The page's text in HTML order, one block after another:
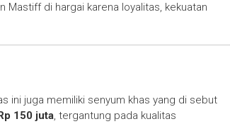
Mastiff di hargai karena loyalitas, kekuatan
ini juga memiliki senyum khas yang di sebut
150 juta, tergantung pada kualitas